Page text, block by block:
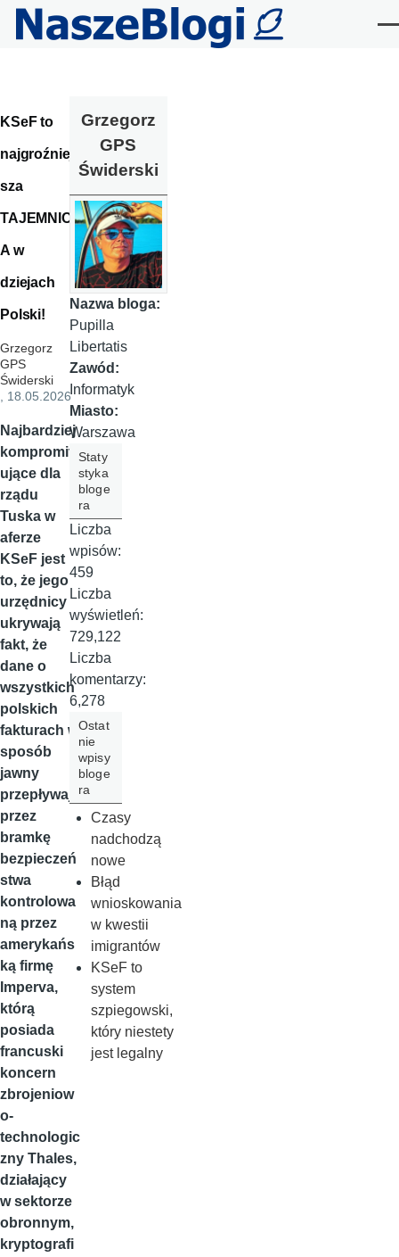
Przejdź do treści
KSeF to
najgroźniej
sza
TAJEMNIC
A w
dziejach
Polski!
Grzegorz
GPS
Świderski
, 18.05.2026
Najbardziej
kompromit
ujące dla
rządu
Tuska w
aferze
KSeF jest
to, że jego
urzędnicy
ukrywają
fakt, że
dane o
wszystkich
polskich
fakturach w
sposób
jawny
przepływają
przez
bramkę
bezpieczeń
stwa
kontrolowa
ną przez
amerykańs
ką firmę
Imperva,
którą
posiada
francuski
koncern
zbrojeniow
o-
technologic
zny Thales,
działający
w sektorze
obronnym,
kryptografi
Grzegorz
GPS
Świderski
Nazwa bloga:
Pupilla
Libertatis
Zawód:
Informatyk
Miasto:
Warszawa
Staty
styka
bloge
ra
Liczba
wpisów:
459
Liczba
wyświetleń:
729,122
Liczba
komentarzy:
6,278
Ostat
nie
wpisy
bloge
ra
Czasy
nadchodzą
nowe
Błąd
wnioskowania
w kwestii
imigrantów
KSeF to
system
szpiegowski,
który niestety
jest legalny